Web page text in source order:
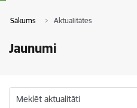
Sākums Aktualitātes
Jaunumi
Meklēt aktualitāti